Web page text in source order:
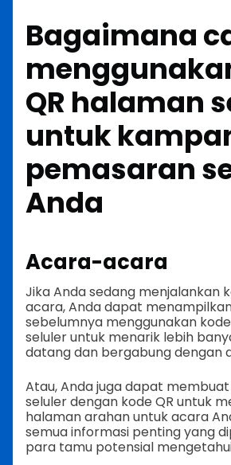
Bagaimana
QR halaman
untuk
pemasaran
Anda
Acara-acara
Jika Anda sedang menjalankan
acara, Anda dapat
sebelumnya menggunakan
seluler untuk menarik lebih
datang dan bergabung dengan
Atau, Anda juga dapat
seluler dengan kode QR untuk
halaman arahan untuk acara
semua informasi penting yang
para tamu potensial